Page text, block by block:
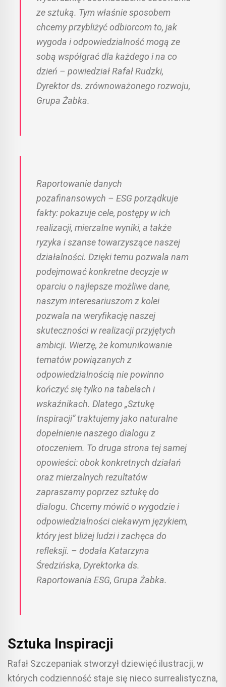
ze sztuką. Tym właśnie sposobem
chcemy przybliżyć odbiorcom to, jak
wygoda i odpowiedzialność mogą ze
sobą współgrać dla każdego i na co
dzień – powiedział Rafał Rudzki,
Dyrektor ds. zrównoważonego rozwoju,
Grupa Żabka.
Raportowanie danych
pozafinansowych – ESG porządkuje
fakty: pokazuje cele, postępy w ich
realizacji, mierzalne wyniki, a także
ryzyka i szanse towarzyszące naszej
działalności. Dzięki temu pozwala nam
podejmować konkretne decyzje w
oparciu o najlepsze możliwe dane,
naszym interesariuszom z kolei
pozwala na weryfikację naszej
skuteczności w realizacji przyjętych
ambicji. Wierzę, że komunikowanie
tematów powiązanych z
odpowiedzialnością nie powinno
kończyć się tylko na tabelach i
wskaźnikach. Dlatego „Sztukę
Inspiracji” traktujemy jako naturalne
dopełnienie naszego dialogu z
otoczeniem. To druga strona tej samej
opowieści: obok konkretnych działań
oraz mierzalnych rezultatów
zapraszamy poprzez sztukę do
dialogu. Chcemy mówić o wygodzie i
odpowiedzialności ciekawym językiem,
który jest bliżej ludzi i zachęca do
refleksji. – dodała Katarzyna
Średzińska, Dyrektorka ds.
Raportowania ESG, Grupa Żabka.
Sztuka Inspiracji
Rafał Szczepaniak stworzył dziewięć ilustracji, w
których codzienność staje się nieco surrealistyczna,